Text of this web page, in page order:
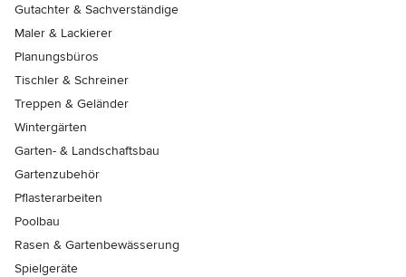
Gutachter & Sachverständige
Maler & Lackierer
Planungsbüros
Tischler & Schreiner
Treppen & Geländer
Wintergärten
Garten- & Landschaftsbau
Gartenzubehör
Pflasterarbeiten
Poolbau
Rasen & Gartenbewässerung
Spielgeräte